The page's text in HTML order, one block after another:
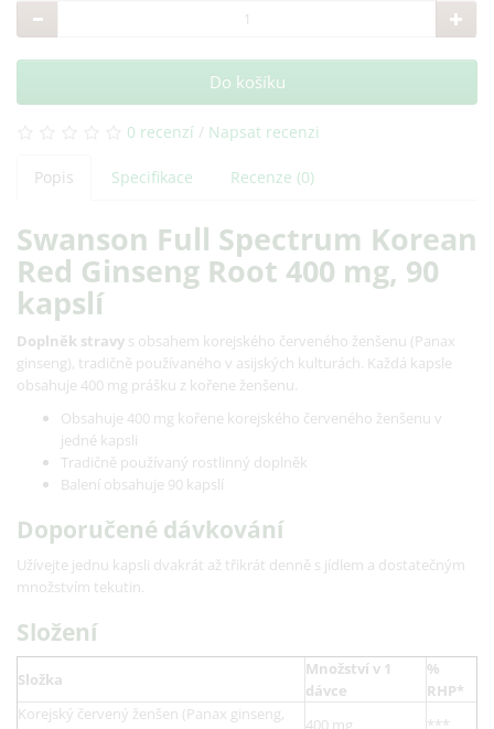
Do košíku
0 recenzí / Napsat recenzi
Popis Specifikace Recenze (0)
Swanson Full Spectrum Korean
Red Ginseng Root 400 mg, 90
kapslí
Doplněk stravy s obsahem korejského červeného ženšenu (Panax
ginseng), tradičně používaného v asijských kulturách. Každá kapsle
obsahuje 400 mg prášku z kořene ženšenu.
Obsahuje 400 mg kořene korejského červeného ženšenu v
jedné kapsli
Tradičně používaný rostlinný doplněk
Balení obsahuje 90 kapslí
Doporučené dávkování
Užívejte jednu kapsli dvakrát až třikrát denně s jídlem a dostatečným
množstvím tekutin.
Složení
Složka
Množství v 1
dávce
%
RHP*
Korejský červený ženšen (Panax ginseng,
400 mg
***